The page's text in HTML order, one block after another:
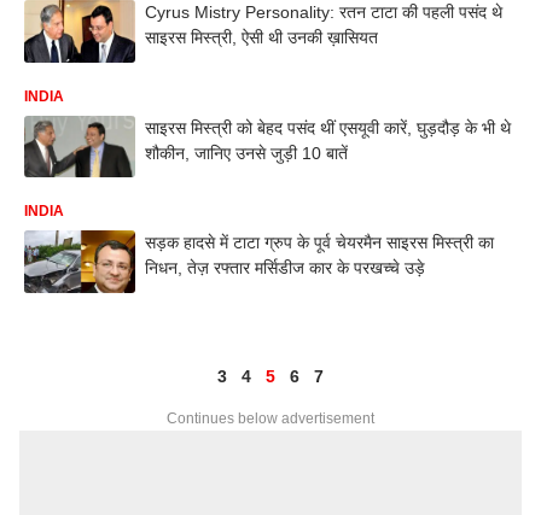
Cyrus Mistry Personality: रतन टाटा की पहली पसंद थे
साइरस मिस्‍त्री, ऐसी थी उनकी ख़ासियत
INDIA
साइरस मिस्त्री को बेहद पसंद थीं एसयूवी कारें, घुड़दौड़ के भी थे
शौकीन, जानिए उनसे जुड़ी 10 बातें
INDIA
सड़क हादसे में टाटा ग्रुप के पूर्व चेयरमैन साइरस मिस्त्री का
निधन, तेज़ रफ्तार मर्सिडीज कार के परखच्चे उड़े
3 4 5 6 7
Continues below advertisement